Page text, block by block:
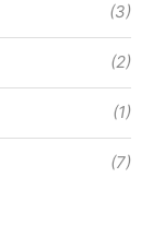
(3)
(2)
(1)
(7)